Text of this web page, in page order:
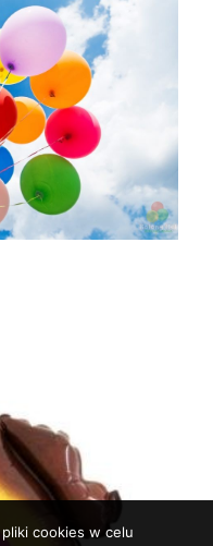
cookies w celu